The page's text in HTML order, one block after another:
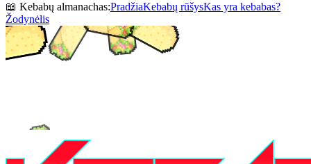
📖 Kebabų almanachas:PradžiaKebabų rūšysKas yra kebabas?
Žodynėlis